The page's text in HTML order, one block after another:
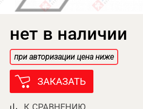
нет в наличии
при авторизации цена ниже
ЗАКАЗАТЬ
К СРАВНЕНИЮ